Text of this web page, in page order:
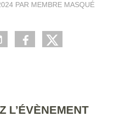
PAR MEMBRE MASQUÉ
L’ÉVÈNEMENT